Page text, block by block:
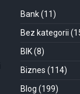
Bank(11)
Bez kategorii
BIK(8)
Biznes (114)
Blog (199)